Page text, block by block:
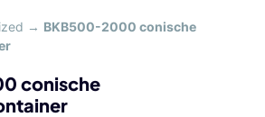
→ BKB500-2000 conische
conische